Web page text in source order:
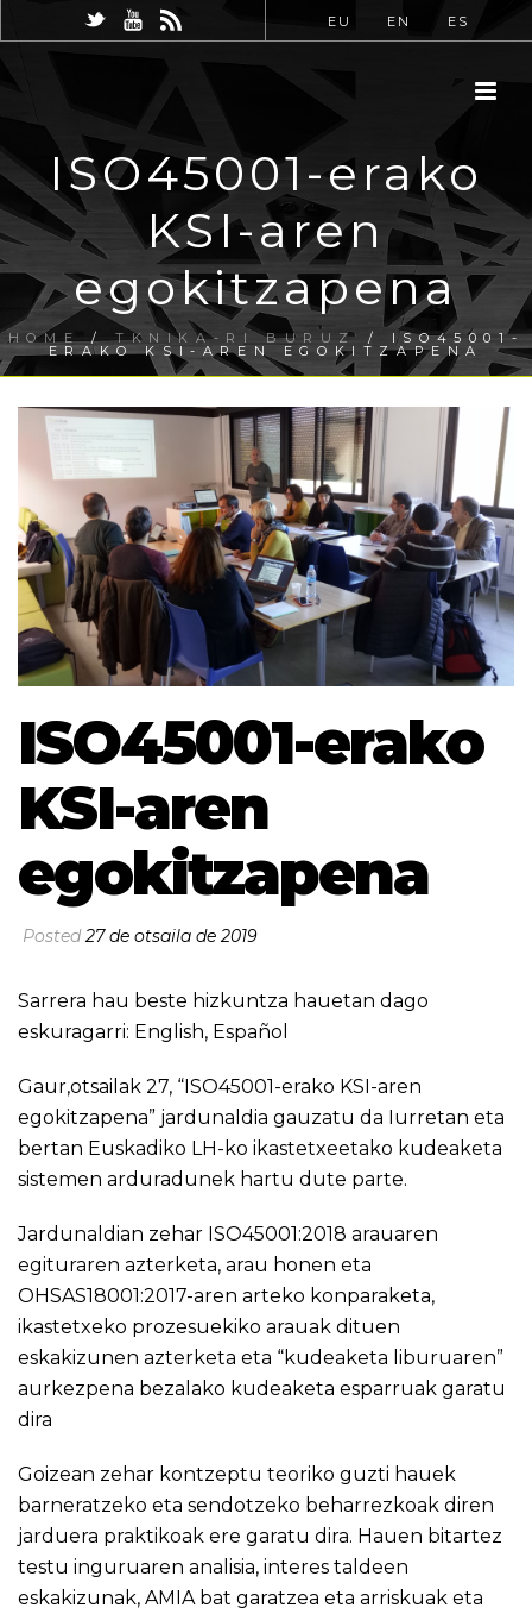
EU EN ES
ISO45001-erako
KSI-aren
egokitzapena
HOME/TKNIKA-RI BURUZ / ISO45001-
ERAKO KSI-AREN EGOKITZAPENA
ISO45001-erako
KSI-aren
egokitzapena
Posted27 de otsaila de 2019
Sarrera hau beste hizkuntza hauetan dago
eskuragarri: English, Español
Gaur,otsailak 27, “ISO45001-erako KSI-aren
egokitzapena” jardunaldia gauzatu da Iurretan eta
bertan Euskadiko LH-ko ikastetxeetako kudeaketa
sistemen arduradunek hartu dute parte.
Jardunaldian zehar ISO45001:2018 arauaren
egituraren azterketa, arau honen eta
OHSAS18001:2017-aren arteko konparaketa,
ikastetxeko prozesuekiko arauak dituen
eskakizunen azterketa eta “kudeaketa liburuaren”
aurkezpena bezalako kudeaketa esparruak garatu
dira
Goizean zehar kontzeptu teoriko guzti hauek
barneratzeko eta sendotzeko beharrezkoak diren
jarduera praktikoak ere garatu dira. Hauen bitartez
testu inguruaren analisia, interes taldeen
eskakizunak, AMIA bat garatzea eta arriskuak eta